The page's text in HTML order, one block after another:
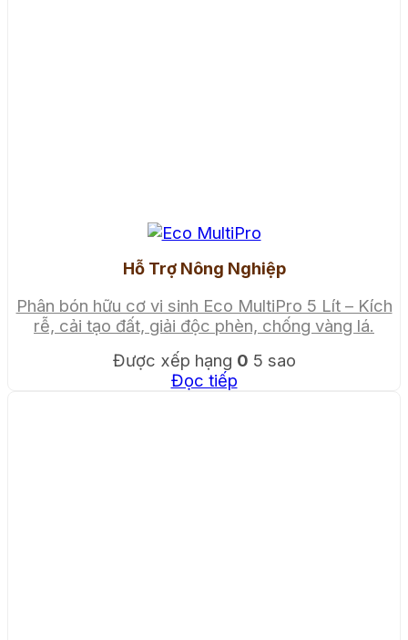
Hỗ Trợ Nông Nghiệp
Phân bón hữu cơ vi sinh Eco MultiPro 5 Lít – Kích
rễ, cải tạo đất, giải độc phèn, chống vàng lá.
Được xếp hạng 0 5 sao
Đọc tiếp